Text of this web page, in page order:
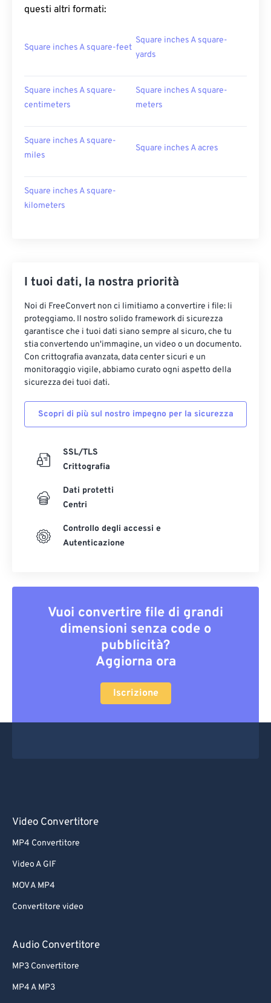
questi altri formati:
Square inches A square-feet
Square inches A square-
yards
Square inches A square-
centimeters
Square inches A square-
meters
Square inches A square-
miles
Square inches A acres
Square inches A square-
kilometers
I tuoi dati, la nostra priorità
Noi di FreeConvert non ci limitiamo a convertire i file: li
proteggiamo. Il nostro solido framework di sicurezza
garantisce che i tuoi dati siano sempre al sicuro, che tu
stia convertendo un'immagine, un video o un documento.
Con crittografia avanzata, data center sicuri e un
monitoraggio vigile, abbiamo curato ogni aspetto della
sicurezza dei tuoi dati.
Scopri di più sul nostro impegno per la sicurezza
SSL/TLS
Crittografia
Dati protetti
Centri
Controllo degli accessi e
Autenticazione
Vuoi convertire file di grandi
dimensioni senza code o
pubblicità?
Aggiorna ora
Iscrizione
Video Convertitore
MP4 Convertitore
Video A GIF
MOV A MP4
Convertitore video
Audio Convertitore
MP3 Convertitore
MP4 A MP3